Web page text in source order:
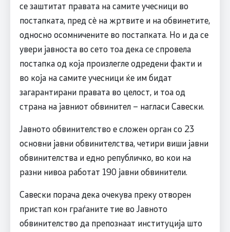
се заштитат правата на самите учесници во
постапката, пред сè на жртвите и на обвинетите,
односно осомничените во постапката. Но и да се
увери јавноста во сето тоа дека се спровела
постапка од која произлегле одредени факти и
во која на самите учесници ќе им бидат
загарантирани правата во целост, и тоа од
страна на јавниот обвинител – нагласи Савески.
Јавното обвинителство е сложен орган со 23
основни јавни обвинителства, четири виши јавни
обвинителства и едно републичко, во кои на
разни нивоа работат 190 јавни обвинители.
Савески порача дека очекува преку отворен
пристап кон граѓаните тие во Јавното
обвинителство да препознаат институција што